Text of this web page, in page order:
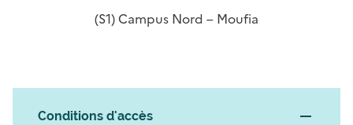
(S1) Campus Nord – Moufia
Conditions d'accès